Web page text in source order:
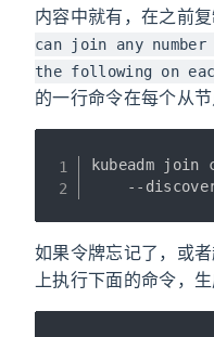
内容中就有，在之前
can join any
the following on
的一行命令在每个从
kubeadm
--
如果令牌忘记了，或
上执行下面的命令，